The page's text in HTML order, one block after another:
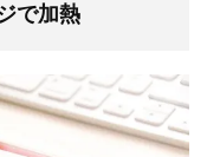
で加熱